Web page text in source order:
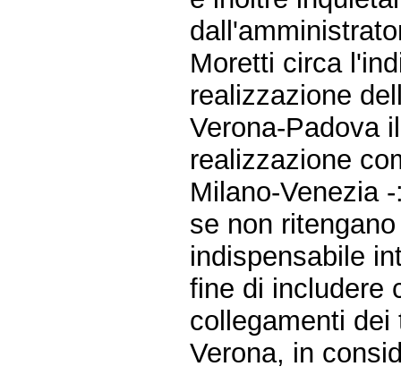
Moretti circa
realizzazione
Verona-Padova
realizzazione
Milano-Venezia
se non
indispensabile
fine di includere
collegamenti
Verona, in